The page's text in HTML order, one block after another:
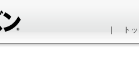
｜ ト